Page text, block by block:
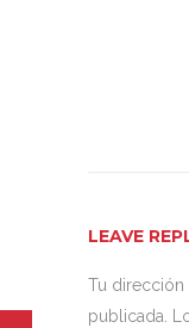
LEAVE
Tu
publicada.